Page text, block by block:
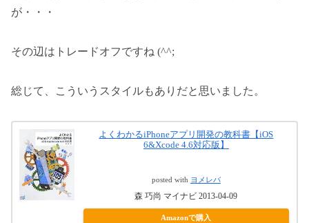
が・・・
その辺はトレードオフですね (^^;
総じて、こういうスタイルもありだと思いました。
よくわかるiPhoneアプリ開発の教科書【iOS
6&Xcode 4.6対応版】
posted with ヨメレバ
森 巧尚 マイナビ 2013-04-09
Amazonで購入